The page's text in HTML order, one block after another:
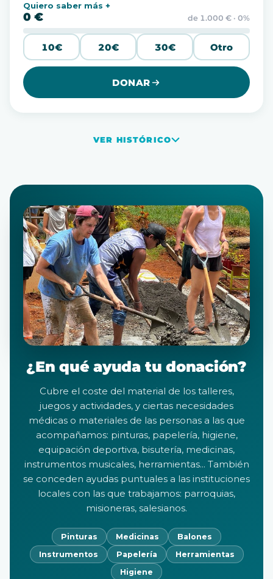
Quiero saber más
0 € de 1.000 € · 0%
10€ 20€ 30€ Otro
DONAR
VER HISTÓRICO
¿En qué ayuda tu donación?
Cubre el coste del material de los talleres,
juegos y actividades, y ciertas necesidades
médicas o materiales de las personas a las que
acompañamos: pinturas, papelería, higiene,
equipación deportiva, bisutería, medicinas,
instrumentos musicales, herramientas... También
se conceden ayudas puntuales a las instituciones
locales con las que trabajamos: parroquias,
misioneras, salesianos.
Pinturas Medicinas
Balones
Instrumentos
Papelería
Herramientas
Higiene